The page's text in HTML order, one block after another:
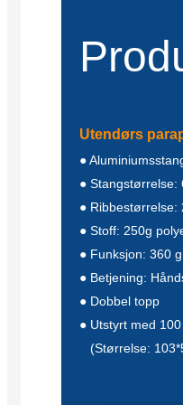
Utendørs
●
● Stangstørrelse:
●
● Stoff: 250g
● Funksjon: 360
● Betjening:
● Dobbel topp
● Utstyrt med
(Størrelse: